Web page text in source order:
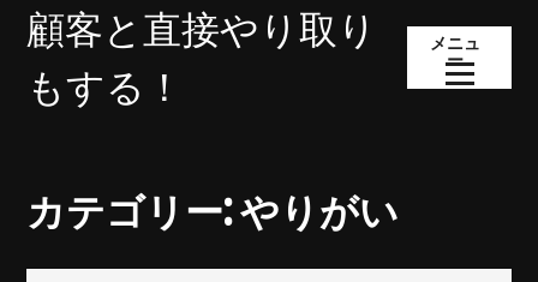
顧客と直接やり取り
もする！
メニュ
ー
カテゴリー:やりがい